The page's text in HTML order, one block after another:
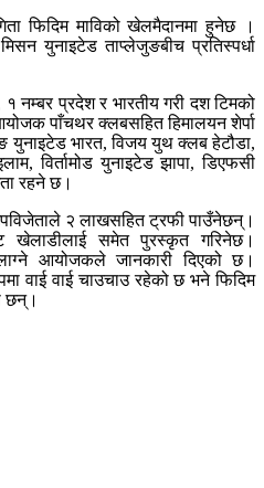
फिदिम माविको खेलमैदानमा हुनेछ ।
युनाइटेड ताप्लेजुङबीच प्रतिस्पर्धा
१ नम्बर प्रदेश र भारतीय गरी दश टिमको
पाँचथर क्लबसहित हिमालयन शेर्पा
भारत, विजय युथ क्लब हेटौडा,
विर्तामोड युनाइटेड झापा, डिएफसी
रहने छ।
२ लाखसहित ट्रफी पाउँनेछन्।
खेलाडीलाई समेत पुरस्कृत गरिनेछ।
आयोजकले जानकारी दिएको छ।
वाई वाई चाउचाउ रहेको छ भने फिदिम
छन्।